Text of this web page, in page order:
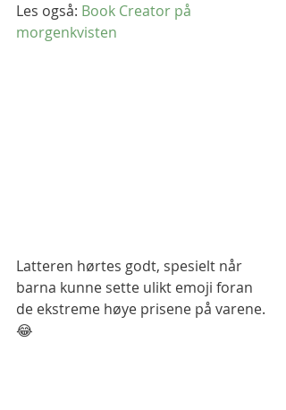
Les også: Book Creator på
morgenkvisten
Latteren hørtes godt, spesielt når
barna kunne sette ulikt emoji foran
de ekstreme høye prisene på varene.
😂